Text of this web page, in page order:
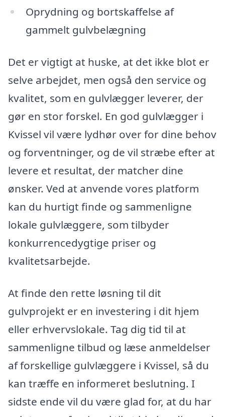
Oprydning og bortskaffelse af
gammelt gulvbelægning
Det er vigtigt at huske, at det ikke blot er
selve arbejdet, men også den service og
kvalitet, som en gulvlægger leverer, der
gør en stor forskel. En god gulvlægger i
Kvissel vil være lydhør over for dine behov
og forventninger, og de vil stræbe efter at
levere et resultat, der matcher dine
ønsker. Ved at anvende vores platform
kan du hurtigt finde og sammenligne
lokale gulvlæggere, som tilbyder
konkurrencedygtige priser og
kvalitetsarbejde.
At finde den rette løsning til dit
gulvprojekt er en investering i dit hjem
eller erhvervslokale. Tag dig tid til at
sammenligne tilbud og læse anmeldelser
af forskellige gulvlæggere i Kvissel, så du
kan træffe en informeret beslutning. I
sidste ende vil du være glad for, at du har